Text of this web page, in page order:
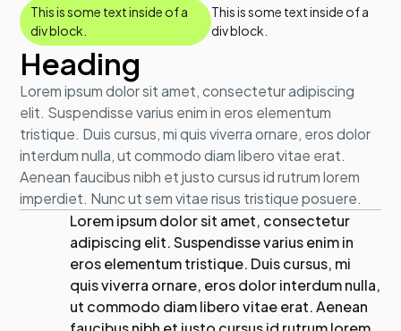
This is some text inside of a
div block.
This is some text inside of a
div block.
Heading
Lorem ipsum dolor sit amet, consectetur adipiscing
elit. Suspendisse varius enim in eros elementum
tristique. Duis cursus, mi quis viverra ornare, eros dolor
interdum nulla, ut commodo diam libero vitae erat.
Aenean faucibus nibh et justo cursus id rutrum lorem
imperdiet. Nunc ut sem vitae risus tristique posuere.
Lorem ipsum dolor sit amet, consectetur
adipiscing elit. Suspendisse varius enim in
eros elementum tristique. Duis cursus, mi
quis viverra ornare, eros dolor interdum nulla,
ut commodo diam libero vitae erat. Aenean